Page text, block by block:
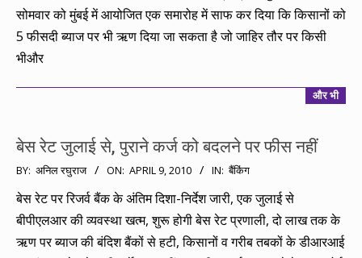
सोमवार को मुंबई में आयोजित एक समारोह में साफ कर दिया कि किसानों को
5 फीसदी ब्याज पर भी ऋण दिया जा सकता है जो जाहिर तौर पर किसी
भीऔर
और भी
बेस रेट जुलाई से, पुराने कर्ज को बदलने पर फीस नहीं
2010-
04-
09
BY: अनिल रघुराज ON: APRIL 9, 2010 IN: बैंकिंग
बेस रेट पर रिजर्व बैंक के अंतिम दिशा-निर्देश जारी, एक जुलाई से
बीपीएलआर की व्यवस्था खत्म, शुरू होगी बेस रेट प्रणाली, दो लाख तक के
ऋण पर ब्याज की बंदिश बैंकों से हटी, किसानों व गरीब तबकों के डीआरआई